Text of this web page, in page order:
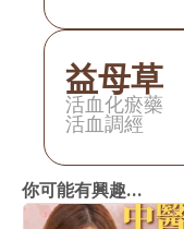
益母草
活血化瘀藥
活血調經
你可能有興趣...